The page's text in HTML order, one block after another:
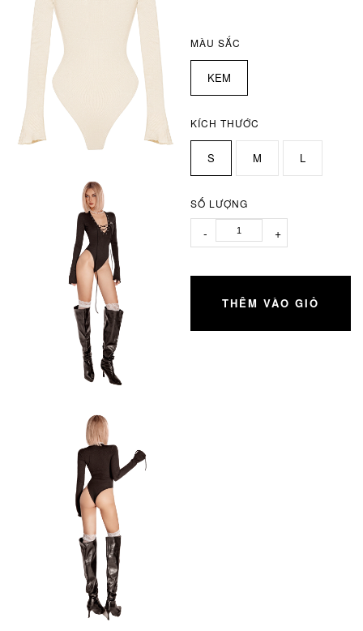
MÀU SẮC
KEM
KÍCH THƯỚC
S M L
SỐ LƯỢNG
- +
THÊM VÀO GIỎ